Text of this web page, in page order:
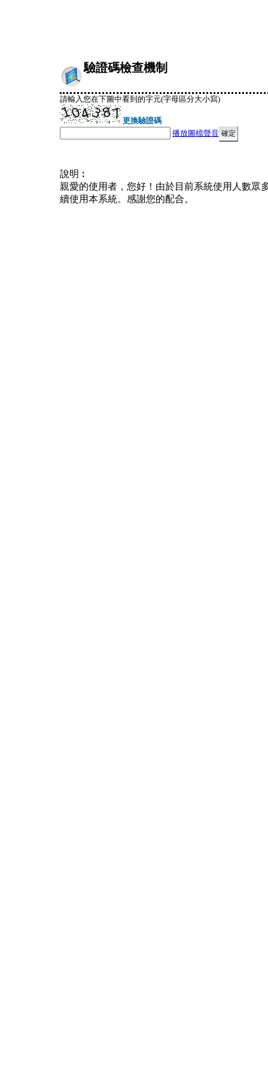
驗證碼檢查機制
請輸入您在下圖中看到的字元(字母區分大小寫)
更換驗證碼
播放圖檔聲音
說明︰
親愛的使用者，您好！由於目前系統使用人數眾
續使用本系統。感謝您的配合。